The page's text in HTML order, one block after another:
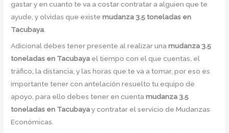
gastar y en cuanto te va a costar contratar a alguien que te
ayude, y olvidas que existemudanza 3.5 toneladas en
Tacubaya
Adicional debes tener presente al realizar unamudanza 3.5
toneladas en Tacubaya el tiempo con el que cuentas, el
tráfico, la distancia, y las horas que te va a tomar, por eso es
importante tener con antelación resuelto tu equipo de
apoyo, para ello debes tener en cuentamudanza 3.5
toneladas en Tacubayay contratar el servicio de Mudanzas
Económicas.